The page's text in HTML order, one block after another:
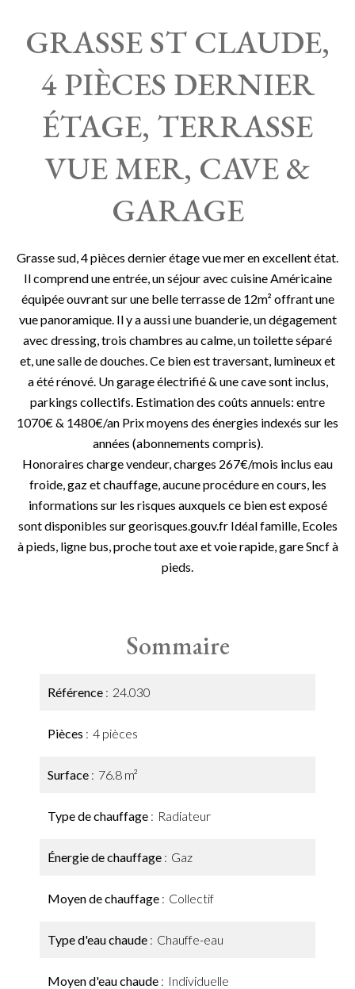
GRASSE ST CLAUDE,
4 PIÈCES DERNIER
ÉTAGE, TERRASSE
VUE MER, CAVE &
GARAGE
Grasse sud, 4 pièces dernier étage vue mer en excellent état.
Il comprend une entrée, un séjour avec cuisine Américaine
équipée ouvrant sur une belle terrasse de 12m² offrant une
vue panoramique. Il y a aussi une buanderie, un dégagement
avec dressing, trois chambres au calme, un toilette séparé
et, une salle de douches. Ce bien est traversant, lumineux et
a été rénové. Un garage électrifié & une cave sont inclus,
parkings collectifs. Estimation des coûts annuels: entre
1070€ & 1480€/an Prix moyens des énergies indexés sur les
années (abonnements compris).
Honoraires charge vendeur, charges 267€/mois inclus eau
froide, gaz et chauffage, aucune procédure en cours, les
informations sur les risques auxquels ce bien est exposé
sont disponibles sur georisques.gouv.fr Idéal famille, Ecoles
à pieds, ligne bus, proche tout axe et voie rapide, gare Sncf à
pieds.
Sommaire
Référence 24.030
Pièces 4 pièces
Surface 76.8 m²
Type de chauffage Radiateur
Énergie de chauffage Gaz
Moyen de chauffage Collectif
Type d'eau chaude Chauffe-eau
Moyen d'eau chaude Individuelle